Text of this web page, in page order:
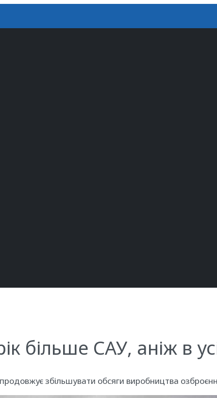
більше САУ, аніж в
збільшувати обсяги виробництва